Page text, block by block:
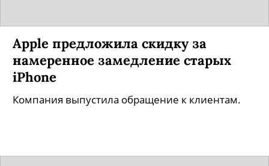
Apple предложила скидку за
намеренное замедление старых
iPhone
Компания выпустила обращение к клиентам.